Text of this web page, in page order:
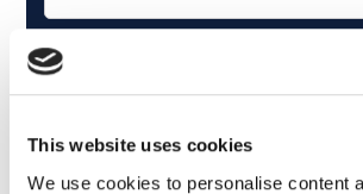
This website uses cookies
We use cookies to personalise content
Cosa ti piace leggere?
Articoli dedicati alla grammatica